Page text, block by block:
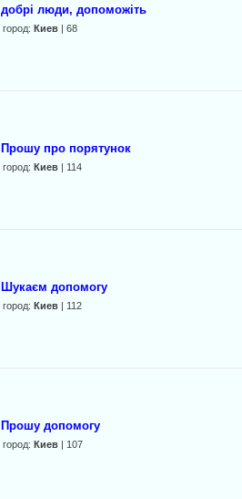
добрі люди, допоможіть
город: Киев| 68
Прошу про порятунок
город: Киев| 114
Шукаєм допомогу
город: Киев| 112
Прошу допомогу
город: Киев| 107